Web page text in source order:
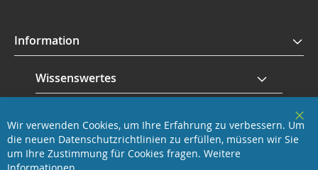
Information
Wissenswertes
Revisage GmbH
Wir verwenden Cookies, um Ihre Erfahrung zu verbessern. Um
die neuen Datenschutzrichtlinien zu erfüllen, müssen wir Sie
um Ihre Zustimmung für Cookies fragen. Weitere